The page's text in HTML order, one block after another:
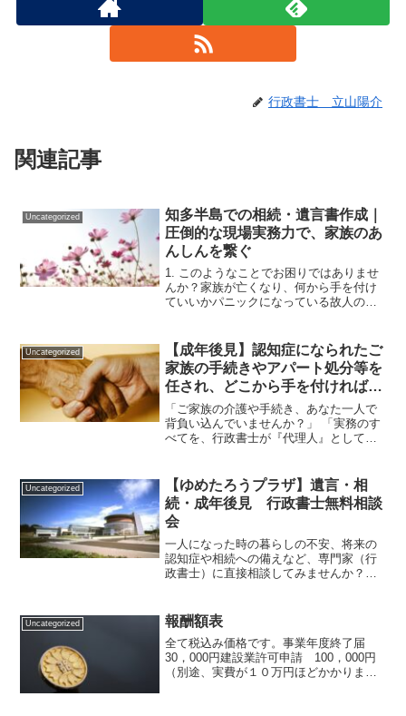
行政書士 立山陽介
関連記事
Uncategorized
知多半島での相続・遺言書作成｜
圧倒的な現場実務力で、家族のあ
んしんを繋ぐ
1. このようなことでお困りではありませ
んか？家族が亡くなり、何から手を付け
ていいかパニックになっている故人の銀
自動車の処分、不動産の名義変更までま
とめて丸投げしたい自...
Uncategorized
【成年後見】認知症になられたご
家族の手続きやアパート処分等を
任され、どこから手を付ければい
いか困惑しているご親族様、病
院・施設関係者様へ：身寄りのな
い高齢者の退院・施設移行・家財
一括サポートします
「ご家族の介護や手続き、あなた一人で
背負い込んでいませんか？」 「実務のす
べてを、行政書士が『代理人』として丸
成年後見業務を行っております、行政書
士立山事務所の立山陽介...
Uncategorized
【ゆめたろうプラザ】遺言・相
続・成年後見 行政書士無料相談
会
一人になった時の暮らしの不安、将来の
認知症や相続への備えなど、専門家（行
政書士）に直接相談してみませんか？
方もお気軽にお越しください。このよう
なお悩みはありませんか？一人...
Uncategorized 報酬額表
全て税込み価格です。事業年度終了届
30，000円建設業許可申請 100，000円
（別途、実費が１０万円ほどかかりま